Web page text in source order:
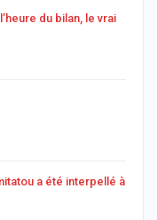
du bilan, le vrai
a été interpellé à